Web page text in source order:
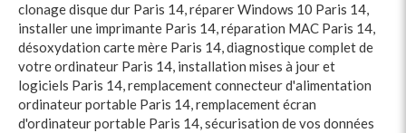
clonage disque dur Paris 14,réparer Windows 10 Paris 14,
installer une imprimante Paris 14,réparation MAC Paris 14,
désoxydation carte mère Paris 14,diagnostique complet de
votre ordinateur Paris 14, installation mises à jour et
logiciels Paris 14,remplacement connecteur d'alimentation
ordinateur portable Paris 14,remplacement écran
d'ordinateur portable Paris 14,sécurisation de vos données